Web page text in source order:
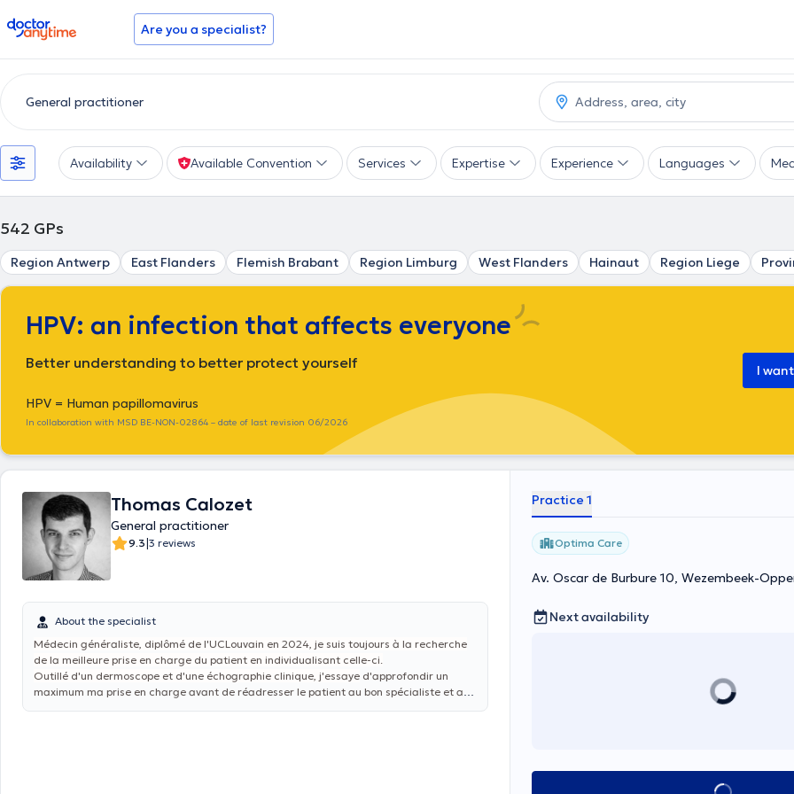
doctoranytime Are you a specialist?
Availability Available Convention Services Expertise Experience Languages
542 GPs
Region Antwerp East Flanders Flemish Brabant Region Limburg West Flanders Hainaut Region Liege
HPV: an infection that affects everyone
Better understanding to better protect yourself
HPV = Human papillomavirus
In collaboration with MSD BE-NON-02864 – date of last revision 06/2026
I
Thomas Calozet
General practitioner
9.3|3 reviews
About the specialist
Médecin généraliste, diplômé de l'UCLouvain en 2024, je suis toujours à la recherche
de la meilleure prise en charge du patient en individualisant celle-ci.
Outillé d'un dermoscope et d'une échographie clinique, j'essaye d'approfondir un
maximum ma prise en charge avant de réadresser le patient au bon spécialiste et au
Practice 1
Optima Care
Av. Oscar de Burbure 10, Wezembeek-
Next availability